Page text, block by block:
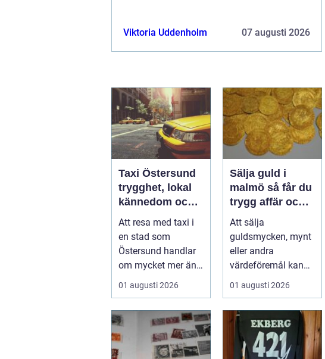
Viktoria Uddenholm 07 augusti 2026
Taxi Östersund
trygghet, lokal
kännedom och
smidiga resor
året runt
Att resa med taxi i
en stad som
Östersund handlar
om mycket mer än
att bara ta sig från
punkt A till...
01 augusti 2026
Sälja guld i
malmö så får du
trygg affär och
bra betalt
Att sälja
guldsmycken, mynt
eller andra
värdeföremål kan
kännas både
lockande och
osäkert på samma
g...
01 augusti 2026